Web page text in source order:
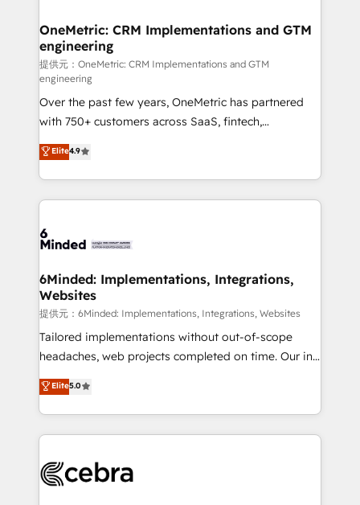
growth. Our multidisciplinary team designs solutions
that simplify complexity, boost performance, and
turn innovation into real impact. 🌍 Highlights •
HubSpot Partner since 2012 • 2022 EMEA Impact
Award: Best Integration • 150+ successful HubSpot
projects • Clients in 30+ industries • Proprietary
technology for integrations • Multilingual team:
English, Spanish, Portuguese & Italian 👉 Grow
smarter with AI and HubSpot.
OneMetric: CRM Implementations and GTM
engineering
提供元：OneMetric: CRM Implementations and GTM
engineering
Over the past few years, OneMetric has partnered
with 750+ customers across SaaS, fintech,
healthcare, real estate, and other industries. With
150+ HubSpot-certified experts, we deliver scalable
solutions to complex GTM and RevOps challenges.
Our Expertise 🔹 Onboarding & Implementation:
tailored to your GTM motion. 🔹 Migrations: Move
downtime. 🔹 RevOps Strategy: Align teams,
processes, and data to drive revenue efficiency. 🔹
Integrations: Connect HubSpot with your tech stack
for better adoption. 🔹 Custom Solutions: Build
tailored apps, workflows, and configurations. We are
our commitment to data security and compliance. At
OneMetric, we help revenue teams focus on the
Elite4.9
6Minded: Implementations, Integrations,
Websites
提供元：6Minded: Implementations, Integrations, Websites
Tailored implementations without out-of-scope
headaches, web projects completed on time. Our in-
house team of certified CRM architects, experts,
developers, designers, and marketers handles all
aspects of your HubSpot. ✨ 400+ global clients ✨
100+ seamless migrations from 15+ different CRMs
implementations, and 5,000+ pages ✨ CS: Clients
Elite5.0